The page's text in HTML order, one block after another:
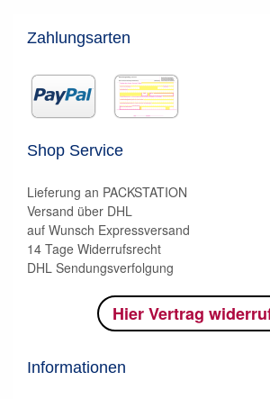
Zahlungsarten
Shop Service
Lieferung an PACKSTATION
Versand über DHL
auf Wunsch Expressversand
14 Tage Widerrufsrecht
DHL Sendungsverfolgung
Hier Vertrag
Informationen